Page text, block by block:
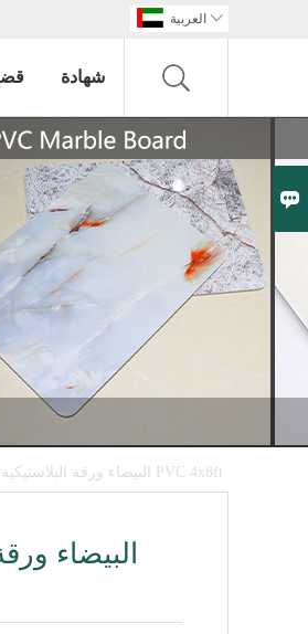

العربية 
شهادة
3MM البيضاء ورقة البلاستيكية الرغوية المستخدمة للدعاية وتوقيع ورقة PVC 4x8ft